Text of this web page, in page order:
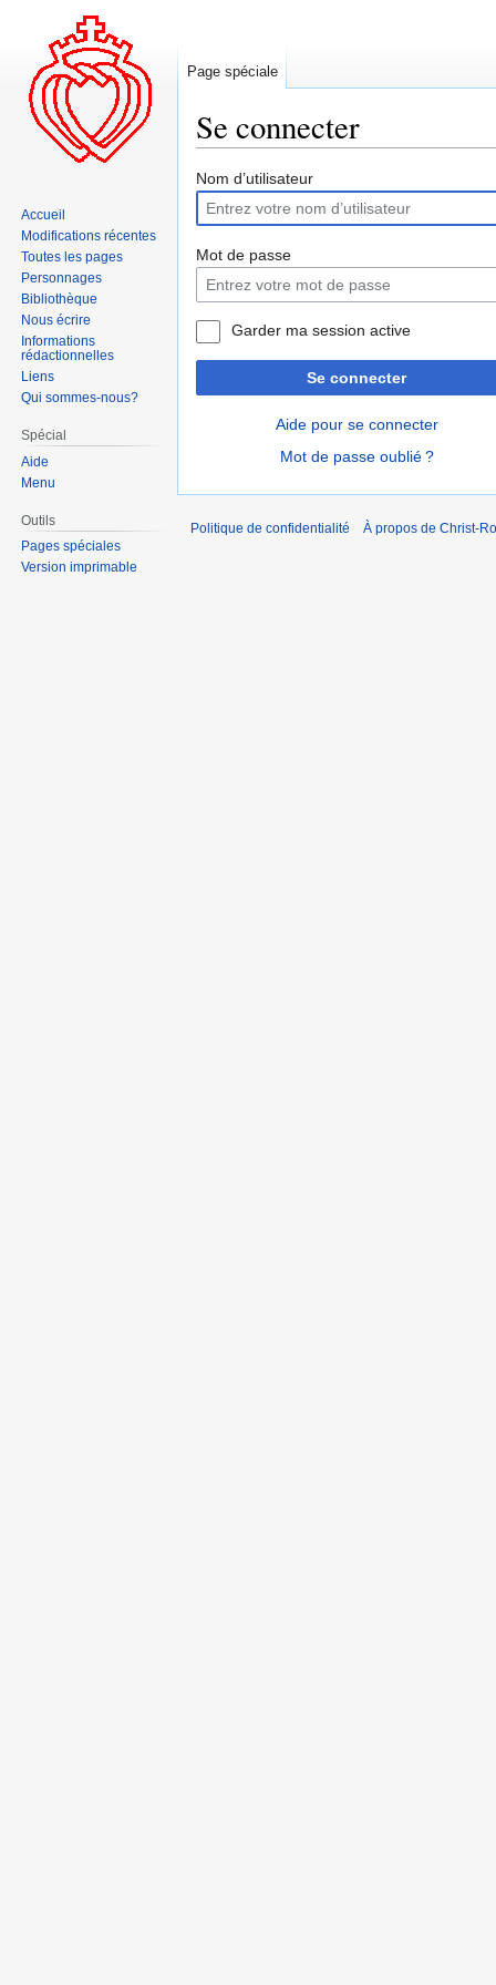
Se connecter
Aller
la
navigation
Aller
la
recherche
Nom d’utilisateur
Mot de passe
Garder ma session active
Se connecter
Aide pour se connecter
Mot de passe oublié ?
Page spéciale
Accueil
Modifications récentes
Toutes les pages
Personnages
Bibliothèque
Nous écrire
Informations
rédactionnelles
Liens
Qui sommes-nous?
Spécial
Aide
Menu
Outils
Pages spéciales
Version imprimable
Politique de confidentialité À propos de Christ-